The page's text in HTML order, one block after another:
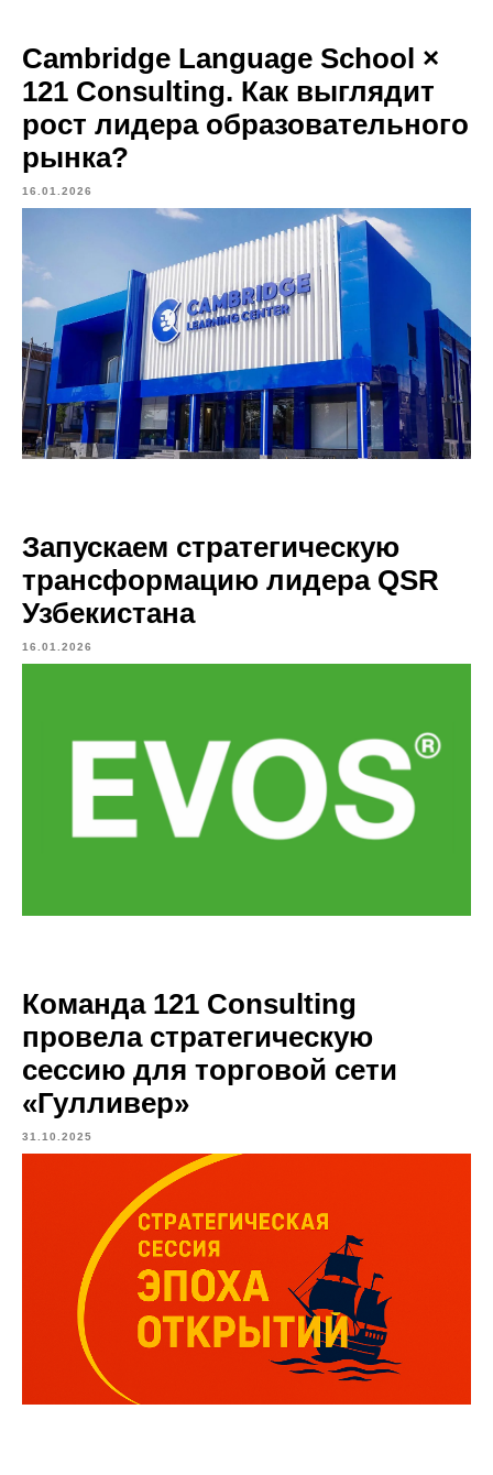
Cambridge Language School ×
121 Consulting. Как выглядит
рост лидера образовательного
рынка?
16.01.2026
Запускаем стратегическую
трансформацию лидера QSR
Узбекистана
16.01.2026
Команда 121 Consulting
провела стратегическую
сессию для торговой сети
«Гулливер»
31.10.2025